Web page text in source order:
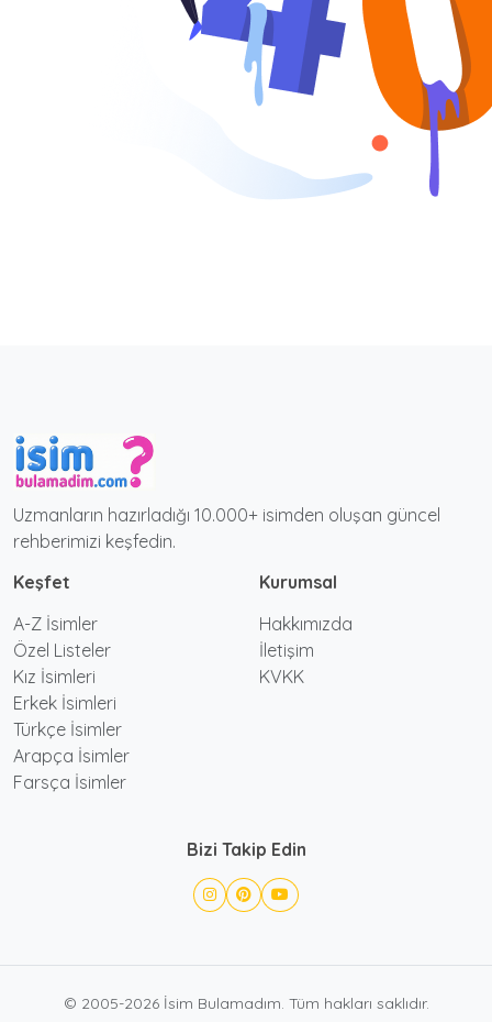
Uzmanların hazırladığı 10.000+ isimden oluşan güncel
rehberimizi keşfedin.
Keşfet
A-Z İsimler
Özel Listeler
Kız İsimleri
Erkek İsimleri
Türkçe İsimler
Arapça İsimler
Farsça İsimler
Kurumsal
Hakkımızda
İletişim
KVKK
Bizi Takip Edin
© 2005-2026 İsim Bulamadım. Tüm hakları saklıdır.